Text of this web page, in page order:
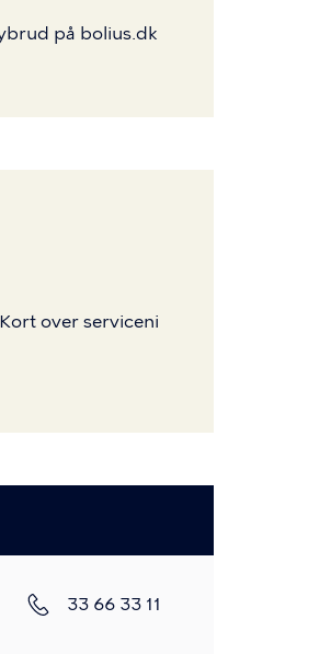
på bolius.dk
Kort over serviceni
Telefon
33 66 33 11